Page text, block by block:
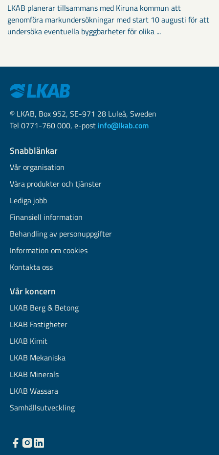
LKAB planerar tillsammans med Kiruna kommun att
genomföra markundersökningar med start 10 augusti för att
undersöka eventuella byggbarheter för olika ...
© LKAB, Box 952, SE-971 28 Luleå, Sweden
Tel 0771-760 000, e-post info@lkab.com
Snabblänkar
Vår organisation
Våra produkter och tjänster
Lediga jobb
Finansiell information
Behandling av personuppgifter
Information om cookies
Kontakta oss
Vår koncern
LKAB Berg & Betong
LKAB Fastigheter
LKAB Kimit
LKAB Mekaniska
LKAB Minerals
LKAB Wassara
Samhällsutveckling